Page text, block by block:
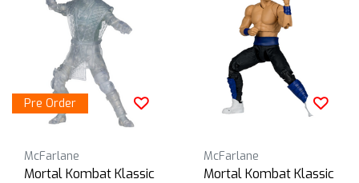
Pre Order
McFarlane
Mortal Kombat Klassic
McFarlane
Mortal Kombat Klassic